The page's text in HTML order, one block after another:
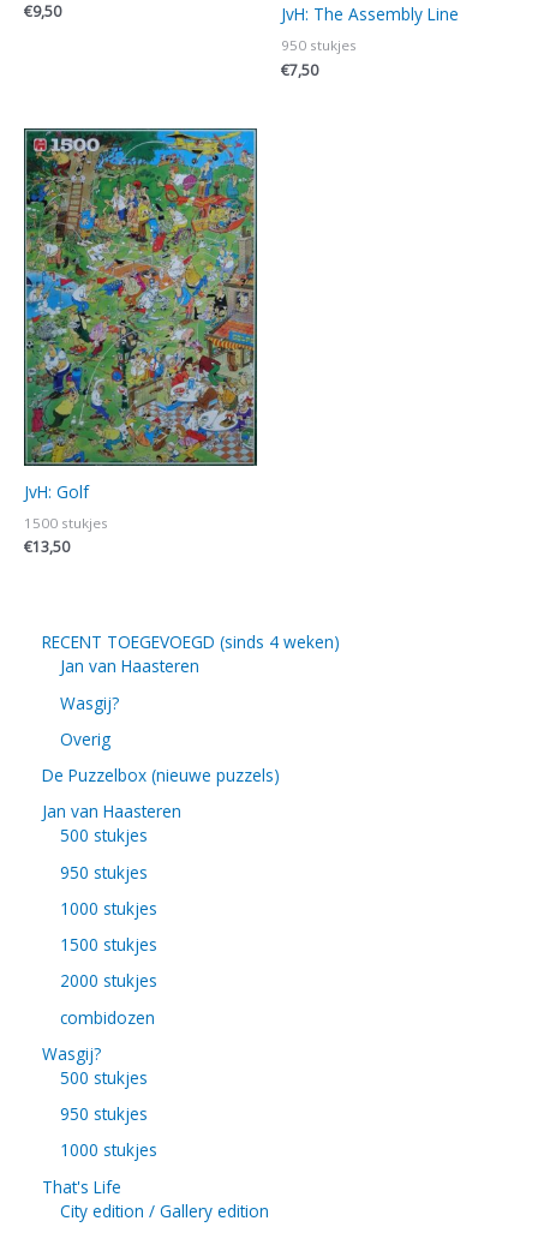
€9,50 JvH: The Assembly Line
950 stukjes
€7,50
JvH: Golf
1500 stukjes
€13,50
RECENT TOEGEVOEGD (sinds 4 weken)
Jan van Haasteren
Wasgij?
Overig
De Puzzelbox (nieuwe puzzels)
Jan van Haasteren
500 stukjes
950 stukjes
1000 stukjes
1500 stukjes
2000 stukjes
combidozen
Wasgij?
500 stukjes
950 stukjes
1000 stukjes
That's Life
City edition / Gallery edition